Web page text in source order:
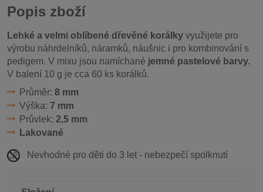
Popis zboží
Lehké a velmi oblíbené dřevěné korálky využijete pro
výrobu náhrdelníků, náramků, náušnic i pro kombinování s
pedigem. V mixu jsou namíchané jemné pastelové barvy.
V balení 10 g je cca 60 ks korálků.
Průměr: 8 mm
Výška: 7 mm
Průvlek: 2,5 mm
Lakované
Nevhodné pro děti do 3 let - nebezpečí spolknutí